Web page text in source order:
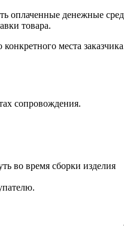
денежные
товара.
места
сопровождения.
во время сборки изделия